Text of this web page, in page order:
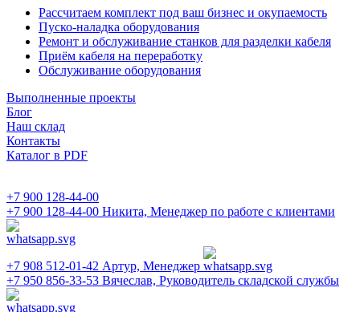
Рассчитаем комплект под ваш бизнес и окупаемость
Пуско-наладка оборудования
Ремонт и обслуживание станков для разделки кабеля
Приём кабеля на переработку
Обслуживание оборудования
Выполненные проекты
Блог
Наш склад
Контакты
Каталог в PDF
+7 900 128-44-00
+7 900 128-44-00 Никита, Менеджер по работе с клиентами
+7 908 512-01-42 Артур, Менеджер
+7 950 856-33-53 Вячеслав, Руководитель складской службы